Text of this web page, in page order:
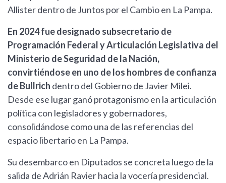
Allister dentro de Juntos por el Cambio en La Pampa.
En 2024 fue designado subsecretario de
Programación Federal y Articulación Legislativa del
Ministerio de Seguridad de la Nación,
convirtiéndose en uno de los hombres de confianza
de Bullrich dentro del Gobierno de Javier Milei.
Desde ese lugar ganó protagonismo en la articulación
política con legisladores y gobernadores,
consolidándose como una de las referencias del
espacio libertario en La Pampa.
Su desembarco en Diputados se concreta luego de la
salida de Adrián Ravier hacia la vocería presidencial.